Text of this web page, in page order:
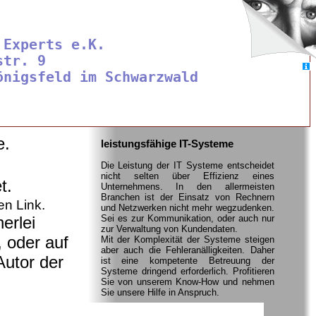
e.K.
9
leistungsfähige IT-Systeme
Die Leistung der IT Systeme entscheidet
nicht selten über Effizienz eines
Unternehmens. In den allermeisten
Branchen ist der Einsatz von Rechnern
und Netzwerken nicht mehr wegzudenken.
Sei es zur Kommunikation, oder auch nur
zur Verwaltung von Kundendaten.
Mit der Komplexität der Systeme steigen
aber auch die Fehleranälligkeiten. Daher
ist eine kompetente Betreuung der
Systeme dringend erforderlich. Profitieren
Sie von unserem Know-How und nehmen
Sie unsere Hilfe in Anspruch.
Link.
oder auf
der